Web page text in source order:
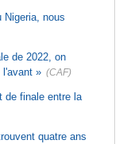
Nigeria, nous
de 2022, on
l'avant » (CAF)
de finale entre la
quatre ans